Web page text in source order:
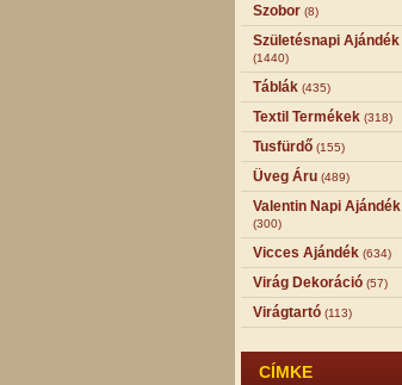
Szobor (8)
Születésnapi Ajándék
(1440)
Táblák (435)
Textil Termékek (318)
Tusfürdő (155)
Üveg Áru (489)
Valentin Napi Ajándék
(300)
Vicces Ajándék (634)
Virág Dekoráció (57)
Virágtartó (113)
CÍMKE